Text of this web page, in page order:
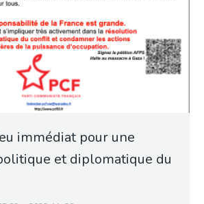
immédiat pour une
et diplomatique du